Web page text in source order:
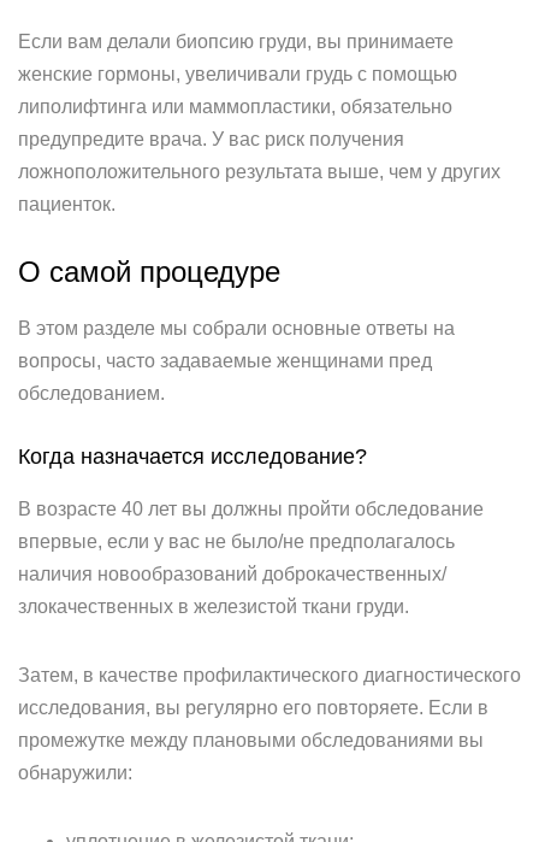
Если вам делали биопсию груди, вы принимаете
женские гормоны, увеличивали грудь с помощью
липолифтинга или маммопластики, обязательно
предупредите врача. У вас риск получения
ложноположительного результата выше, чем у других
пациенток.
О самой процедуре
В этом разделе мы собрали основные ответы на
вопросы, часто задаваемые женщинами пред
обследованием.
Когда назначается исследование?
В возрасте 40 лет вы должны пройти обследование
впервые, если у вас не было/не предполагалось
наличия новообразований доброкачественных/
злокачественных в железистой ткани груди.
Затем, в качестве профилактического диагностического
исследования, вы регулярно его повторяете. Если в
промежутке между плановыми обследованиями вы
обнаружили: